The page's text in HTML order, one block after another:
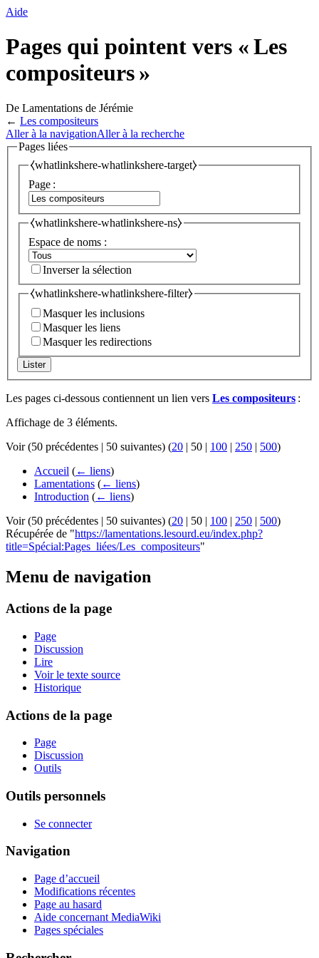
Aide
Pages qui pointent vers « Les
compositeurs »
De Lamentations de Jérémie
← Les compositeurs
Aller à la navigationAller à la recherche
Pages liées
⧼whatlinkshere-whatlinkshere-target⧽
Page :
⧼whatlinkshere-whatlinkshere-ns⧽
Espace de noms :
Inverser la sélection
⧼whatlinkshere-whatlinkshere-filter⧽
Masquer les inclusions
Masquer les liens
Masquer les redirections
Lister
Les pages ci-dessous contiennent un lien vers Les compositeurs :
Affichage de 3 éléments.
Voir (50 précédentes | 50 suivantes) (20 | 50 | 100 | 250 | 500)
Accueil (← liens)
Lamentations (← liens)
Introduction (← liens)
Voir (50 précédentes | 50 suivantes) (20 | 50 | 100 | 250 | 500)
Récupérée de "https://lamentations.lesourd.eu/index.php?
title=Spécial:Pages_liées/Les_compositeurs"
Menu de navigation
Actions de la page
Page
Discussion
Lire
Voir le texte source
Historique
Actions de la page
Page
Discussion
Outils
Outils personnels
Se connecter
Navigation
Page d’accueil
Modifications récentes
Page au hasard
Aide concernant MediaWiki
Pages spéciales